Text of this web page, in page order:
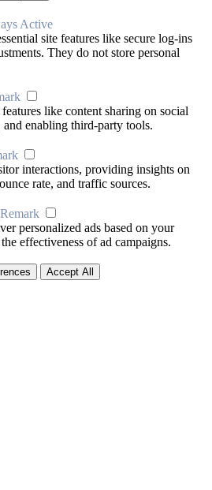
Active
site features like secure log-ins
They do not store personal
like content sharing on social
enabling third-party tools.
interactions, providing insights on
rate, and traffic sources.
Remark
personalized ads based on your
effectiveness of ad campaigns.
Accept All